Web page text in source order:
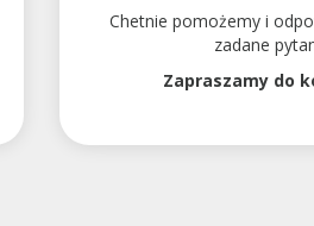
Chetnie pomożemy i
zadane
Zapraszamy do